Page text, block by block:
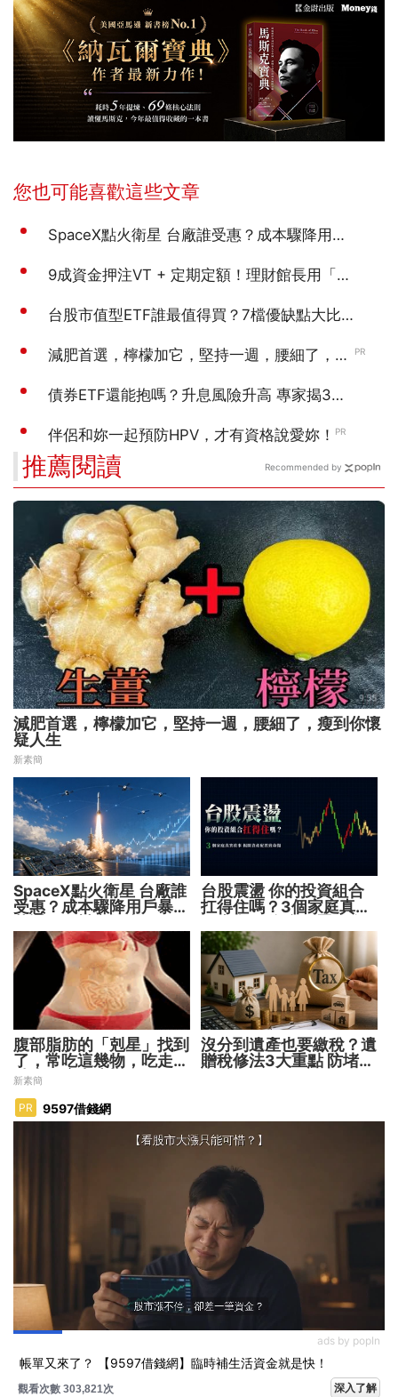
推薦閱讀
減肥首選，檸檬加它，堅持一週，腰細了，瘦到你懷
疑人生
新素簡
SpaceX點火衛星 台廠誰
受惠？成本驟降用戶暴增
台股震盪 你的投資組合
扛得住嗎？3個家庭真實
傷
腹部脂肪的「剋星」找到
了，常吃這幾物，吃走大
肚囊，瘦出小蠻腰
新素簡
沒分到遺產也要繳稅？遺
贈稅修法3大重點 防堵惡
PR 9597借錢網
ads by popIn
帳單又來了？ 【9597借錢網】臨時補生活資金就是快！
觀看次數 303,833次 深入了解
Recommended by